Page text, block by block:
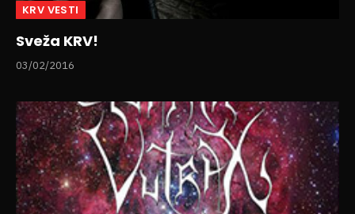
KRV VESTI
Sveža KRV!
03/02/2016